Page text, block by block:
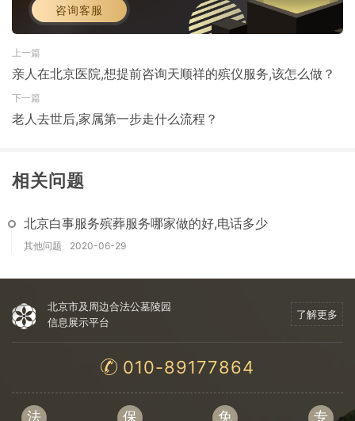
咨询客服
上一篇
亲人在北京医院,想提前咨询天顺祥的殡仪服务,该怎么做？
下一篇
老人去世后,家属第一步走什么流程？
相关问题
北京白事服务殡葬服务哪家做的好,电话多少
其他问题 2020-06-29
北京市及周边合法公墓陵园
信息展示平台
了解更多
010-89177864
法 保 免 专